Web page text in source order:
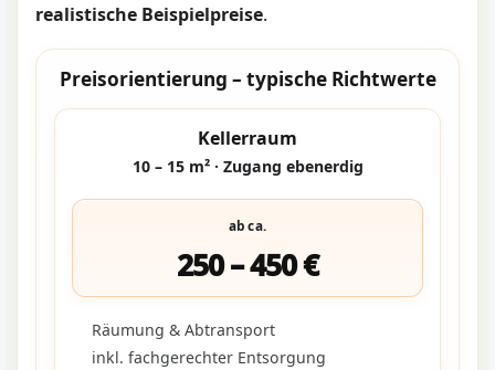
realistische Beispielpreise.
Preisorientierung – typische Richtwerte
Kellerraum
10 – 15 m² · Zugang ebenerdig
ab ca.
250 – 450 €
Räumung & Abtransport
inkl. fachgerechter Entsorgung